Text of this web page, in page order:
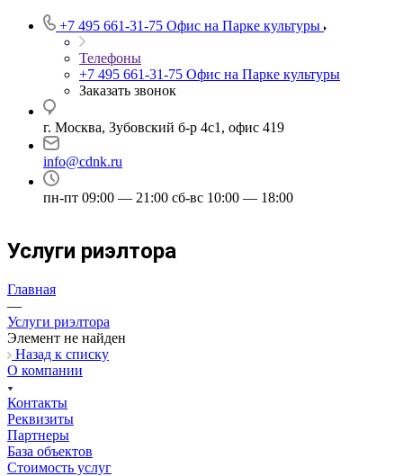
+7 495 661-31-75 Офис на Парке культуры
Телефоны
+7 495 661-31-75 Офис на Парке культуры
Заказать звонок
г. Москва, Зубовский б-р 4с1, офис 419
info@cdnk.ru
пн-пт 09:00 — 21:00 сб-вс 10:00 — 18:00
Услуги риэлтора
Главная
—
Услуги риэлтора
Элемент не найден
Назад к списку
О компании
Контакты
Реквизиты
Партнеры
База объектов
Стоимость услуг